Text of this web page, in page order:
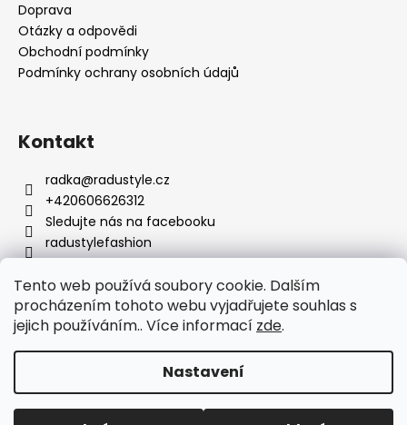
Tento web používá soubory cookie. Dalším
procházením tohoto webu vyjadřujete souhlas s
jejich používáním.. Více informací zde.
Nastavení
k
u
Doprava
Otázky a odpovědi
Obchodní podmínky
Podmínky ochrany osobních údajů
Kontakt
radka@radustyle.cz
+420606626312
Sledujte nás na facebooku
radustylefashion
Facebook
Vytvořil Shoptet